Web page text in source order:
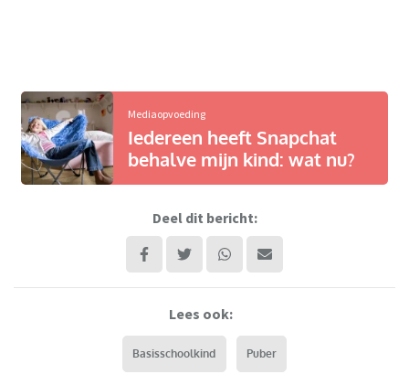
Mediaopvoeding
Iedereen heeft Snapchat
behalve mijn kind: wat nu?
Deel dit bericht:
Lees ook:
Basisschoolkind Puber